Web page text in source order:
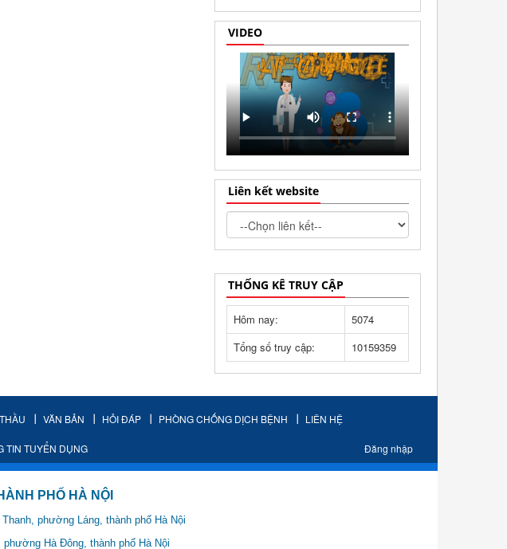
VIDEO
Liên kết website
THỐNG KÊ TRUY CẬP
Hôm nay:
5074
Tổng số truy cập:
10159359
VĂN BẢN HỎI ĐÁP PHÒNG CHỐNG DỊCH BỆNH LIÊN HỆ
TIN TUYỂN DỤNG Đăng nhập
PHỐ HÀ NỘI
phường Láng, thành phố Hà Nội
thành phố Hà Nội